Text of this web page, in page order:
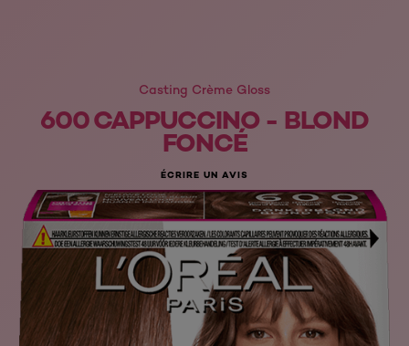
Casting Crème Gloss
600 CAPPUCCINO - BLOND
FONCÉ
ÉCRIRE UN AVIS